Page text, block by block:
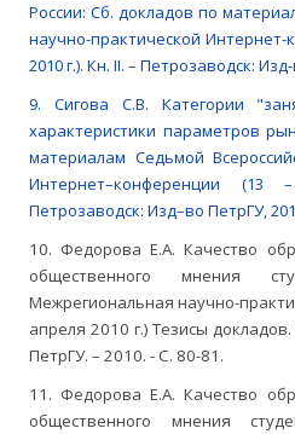
России: Сб. докладов по
научно-практической Интернет-
2010 г.). Кн. II. – Петрозаводск:
9. Сигова С.В. Категории
характеристики параметров
материалам Седьмой
Интернет–конференции
Петрозаводск: Изд–во ПетрГУ,
10. Федорова Е.А. Качество
общественного мнения
Межрегиональная научно-
апреля 2010 г.) Тезисы
ПетрГУ. – 2010. - C. 80-81.
11. Федорова Е.А. Качество
общественного мнения